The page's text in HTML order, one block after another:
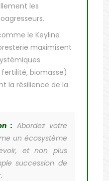
les
le Keyline
maximisent
biomasse)
la résilience de la
: Abordez votre
un écosystème
et non plus
succession de